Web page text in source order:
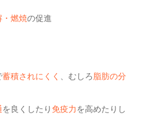
・燃焼の促進
蓄積されにくく 、むしろ脂肪の分
を良くしたり免疫力を高めたりし